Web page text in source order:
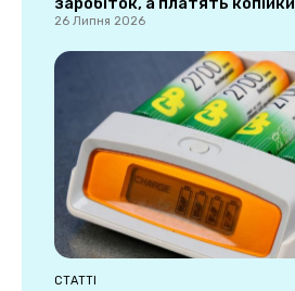
26 Липня 2026
СТАТТІ